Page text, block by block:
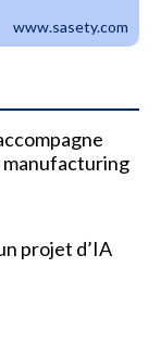
www.sasety.com
manufacturing
projet d’IA